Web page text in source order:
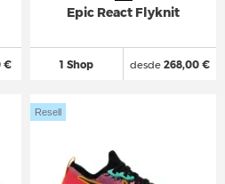
€
Epic React Flyknit
1 Shop desde268,00 €
Resell